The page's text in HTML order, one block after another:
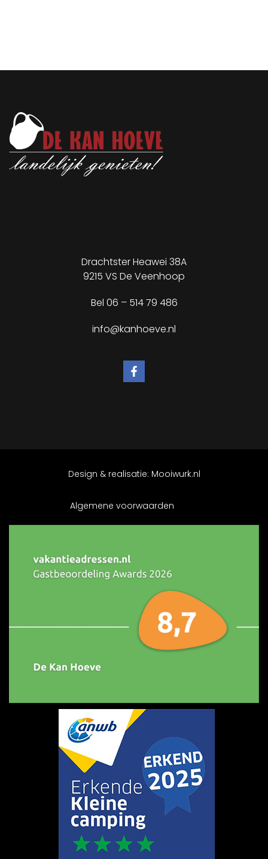
Drachtster Heawei 38A
9215 VS De Veenhoop
Bel 06 – 514 79 486
info@kanhoeve.nl
Design & realisatie: Mooiwurk.nl
Algemene voorwaarden